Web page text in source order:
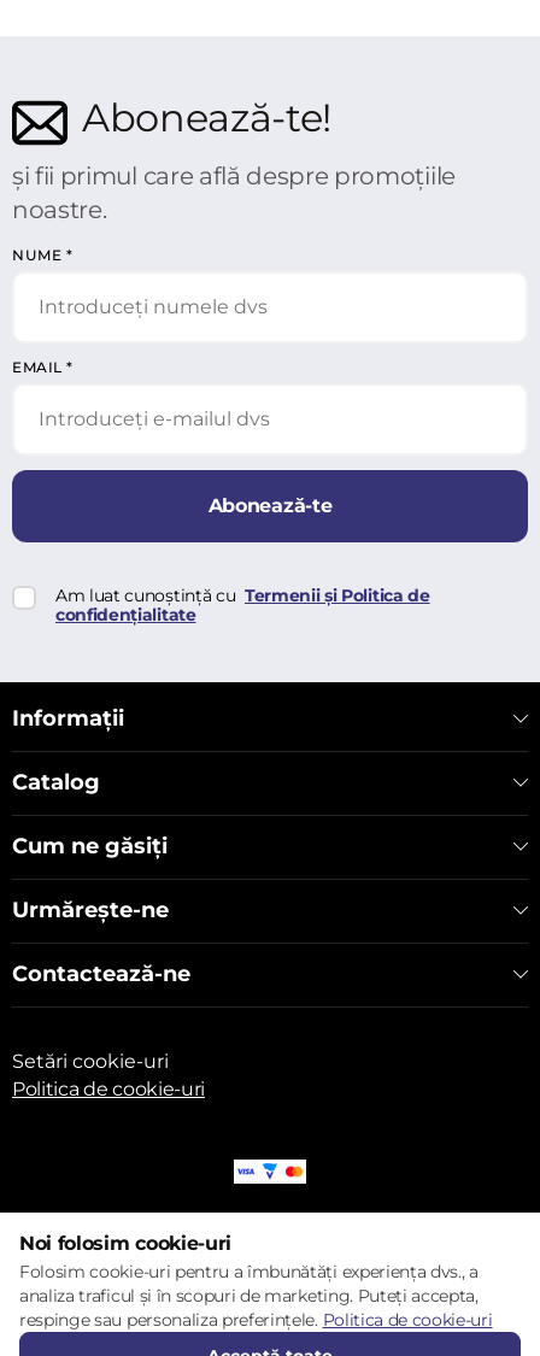
Abonează-te!
și fii primul care află despre promoțiile
noastre.
NUME *
EMAIL *
Abonează-te
Am luat cunoștință cu Termenii și Politica de
confidențialitate
Informații
Catalog
Cum ne găsiți
Urmărește-ne
Contactează-ne
Setări cookie-uri
Politica de cookie-uri
© 2017 – 2026 ECOM
Noi folosim cookie-uri
Folosim cookie-uri pentru a îmbunătăți experiența dvs., a
analiza traficul și în scopuri de marketing. Puteți accepta,
respinge sau personaliza preferințele. Politica de cookie-uri